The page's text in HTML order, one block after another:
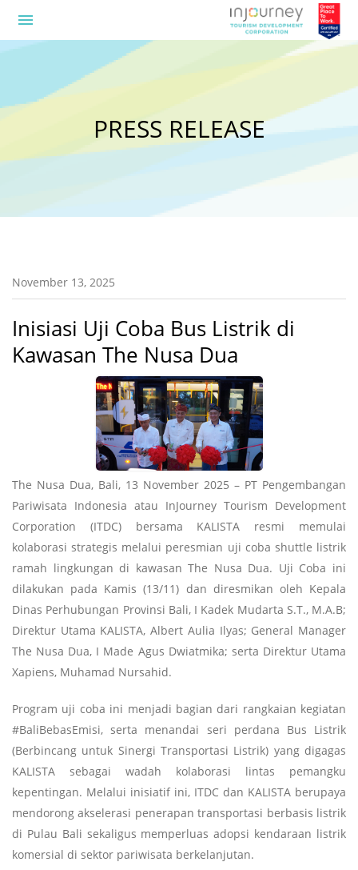
menu
PRESS RELEASE
November 13, 2025
Inisiasi Uji Coba Bus Listrik di
Kawasan The Nusa Dua
The Nusa Dua, Bali, 13 November 2025 – PT Pengembangan
Pariwisata Indonesia atau InJourney Tourism Development
Corporation (ITDC) bersama KALISTA resmi memulai
kolaborasi strategis melalui peresmian uji coba shuttle listrik
ramah lingkungan di kawasan The Nusa Dua. Uji Coba ini
dilakukan pada Kamis (13/11) dan diresmikan oleh Kepala
Dinas Perhubungan Provinsi Bali, I Kadek Mudarta S.T., M.A.B;
Direktur Utama KALISTA, Albert Aulia Ilyas; General Manager
The Nusa Dua, I Made Agus Dwiatmika; serta Direktur Utama
Xapiens, Muhamad Nursahid.
Program uji coba ini menjadi bagian dari rangkaian kegiatan
#BaliBebasEmisi, serta menandai seri perdana Bus Listrik
(Berbincang untuk Sinergi Transportasi Listrik) yang digagas
KALISTA sebagai wadah kolaborasi lintas pemangku
kepentingan. Melalui inisiatif ini, ITDC dan KALISTA berupaya
mendorong akselerasi penerapan transportasi berbasis listrik
di Pulau Bali sekaligus memperluas adopsi kendaraan listrik
komersial di sektor pariwisata berkelanjutan.